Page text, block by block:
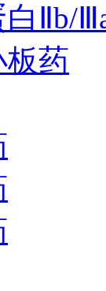
Ⅱb/
药